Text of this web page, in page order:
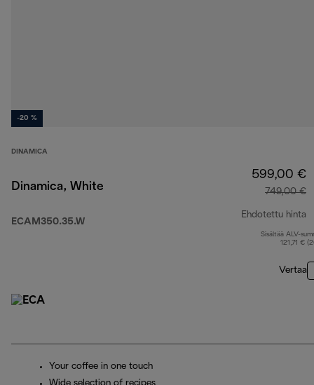
-20 %
DINAMICA
Dinamica, White
ECAM350.35.W
599,00 €
749,00 €
Ehdotettu hinta
Sisältää ALV-
121,71 €
Vertaa
Your coffee in one touch